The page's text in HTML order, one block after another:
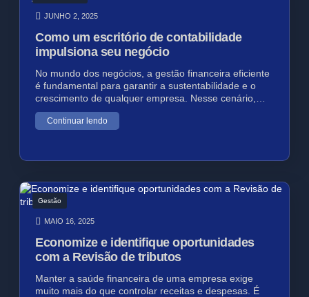
JUNHO 2, 2025
Como um escritório de contabilidade
impulsiona seu negócio
No mundo dos negócios, a gestão financeira eficiente
é fundamental para garantir a sustentabilidade e o
crescimento de qualquer empresa. Nesse cenário,…
Continuar lendo
Gestão
MAIO 16, 2025
Economize e identifique oportunidades
com a Revisão de tributos
Manter a saúde financeira de uma empresa exige
muito mais do que controlar receitas e despesas. É